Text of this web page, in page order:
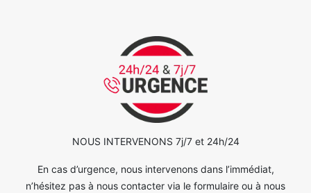
NOUS INTERVENONS 7j/7 et 24h/24
En cas d’urgence, nous intervenons dans l’immédiat,
n’hésitez pas à nous contacter via le formulaire ou à nous